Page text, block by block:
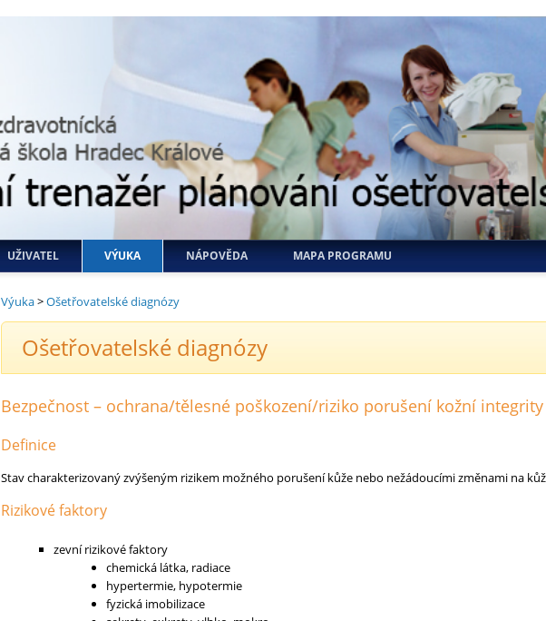
UŽIVATEL VÝUKA NÁPOVĚDA MAPA PROGRAMU
Výuka>Ošetřovatelské diagnózy
Ošetřovatelské diagnózy
Bezpečnost – ochrana/tělesné poškození/riziko porušení kožní
Definice
Stav charakterizovaný zvýšeným rizikem možného porušení kůže nebo nežádoucími změnami na
Rizikové faktory
zevní rizikové faktory
chemická látka, radiace
hypertermie, hypotermie
fyzická imobilizace